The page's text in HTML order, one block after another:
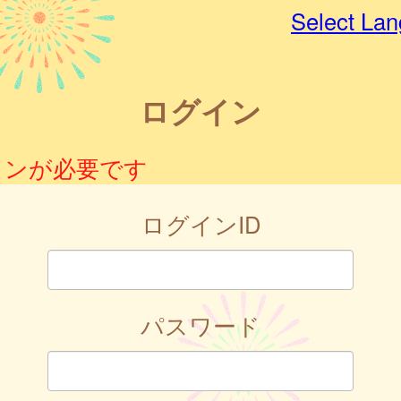
Select
ログイン
が必要です
ログインID
パスワード